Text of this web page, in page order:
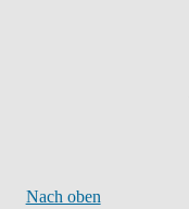
Nach oben